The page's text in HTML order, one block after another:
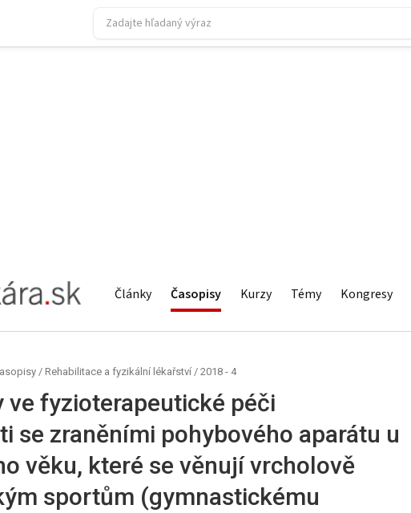
Články Časopisy Kurzy Témy Kongresy
/ Rehabilitace a fyzikální lékařství / 2018 - 4
ve fyzioterapeutické péči
se zraněními pohybového aparátu u
věku, které se věnují vrcholově
sportům (gymnastickému